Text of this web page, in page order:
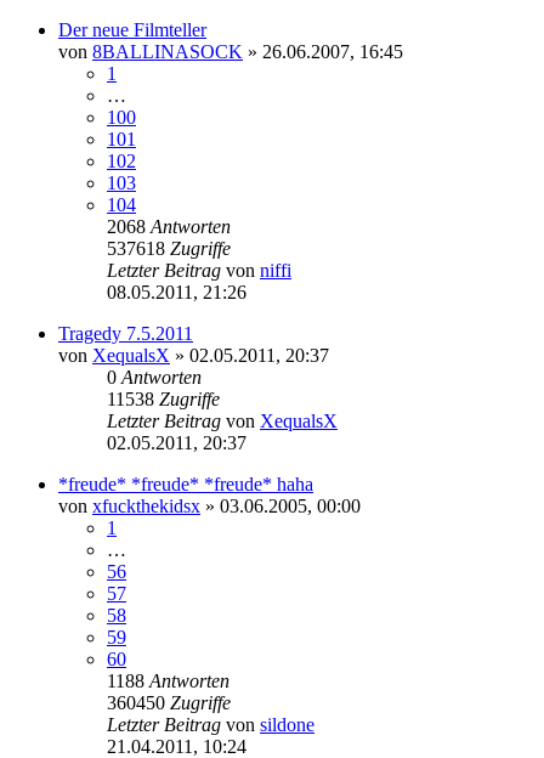
Der neue Filmteller
von 8BALLINASOCK » 26.06.2007, 16:45
1
…
100
101
102
103
104
2068 Antworten
537618 Zugriffe
Letzter Beitrag von niffi
08.05.2011, 21:26
Tragedy 7.5.2011
von XequalsX » 02.05.2011, 20:37
0 Antworten
11538 Zugriffe
Letzter Beitrag von XequalsX
02.05.2011, 20:37
*freude* *freude* *freude* haha
von xfuckthekidsx » 03.06.2005, 00:00
1
…
56
57
58
59
60
1188 Antworten
360450 Zugriffe
Letzter Beitrag von sildone
21.04.2011, 10:24